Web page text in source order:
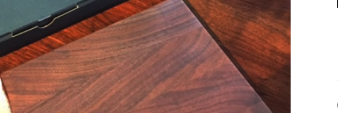
メディア美術協力実績